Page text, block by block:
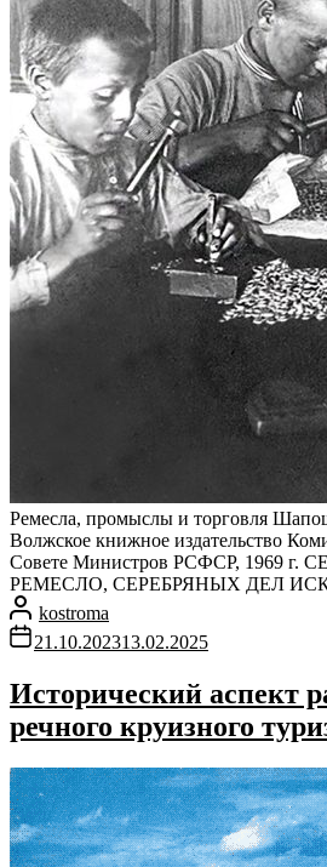
Ремесла, промыслы и торговля
Волжское книжное издательство
Совете Министров РСФСР, 1969 г.
РЕМЕСЛО, СЕРЕБРЯНЫХ ДЕЛ
kostroma
21.10.202313.02.2025
Исторический аспект
речного круизного